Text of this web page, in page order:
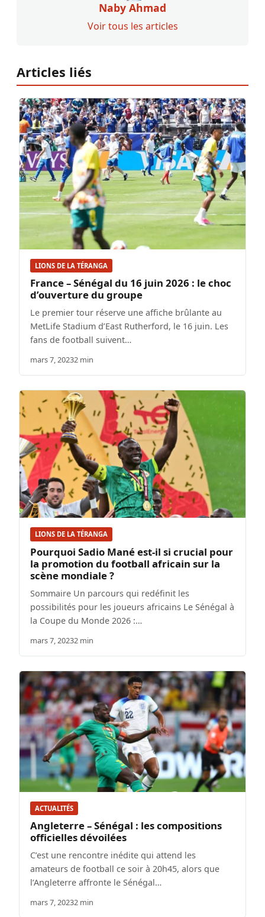
Naby Ahmad
Voir tous les articles
Articles liés
LIONS DE LA TÉRANGA
France – Sénégal du 16 juin 2026 : le choc
d’ouverture du groupe
Le premier tour réserve une affiche brûlante au
MetLife Stadium d’East Rutherford, le 16 juin. Les
fans de football suivent…
mars 7, 20232 min
LIONS DE LA TÉRANGA
Pourquoi Sadio Mané est-il si crucial pour
la promotion du football africain sur la
scène mondiale ?
Sommaire Un parcours qui redéfinit les
possibilités pour les joueurs africains Le Sénégal à
la Coupe du Monde 2026 :…
mars 7, 20232 min
ACTUALITÉS
Angleterre – Sénégal : les compositions
officielles dévoilées
C’est une rencontre inédite qui attend les
amateurs de football ce soir à 20h45, alors que
l’Angleterre affronte le Sénégal…
mars 7, 20232 min